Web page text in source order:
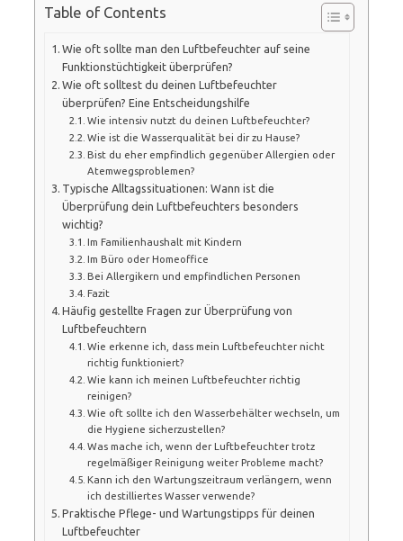
Table of Contents
Wie oft sollte man den Luftbefeuchter auf seine
Funktionstüchtigkeit überprüfen?
Wie oft solltest du deinen Luftbefeuchter
überprüfen? Eine Entscheidungshilfe
Wie intensiv nutzt du deinen Luftbefeuchter?
Wie ist die Wasserqualität bei dir zu Hause?
Bist du eher empfindlich gegenüber Allergien oder
Atemwegsproblemen?
Typische Alltagssituationen: Wann ist die
Überprüfung dein Luftbefeuchters besonders
wichtig?
Im Familienhaushalt mit Kindern
Im Büro oder Homeoffice
Bei Allergikern und empfindlichen Personen
Fazit
Häufig gestellte Fragen zur Überprüfung von
Luftbefeuchtern
Wie erkenne ich, dass mein Luftbefeuchter nicht
richtig funktioniert?
Wie kann ich meinen Luftbefeuchter richtig
reinigen?
Wie oft sollte ich den Wasserbehälter wechseln, um
die Hygiene sicherzustellen?
Was mache ich, wenn der Luftbefeuchter trotz
regelmäßiger Reinigung weiter Probleme macht?
Kann ich den Wartungszeitraum verlängern, wenn
ich destilliertes Wasser verwende?
Praktische Pflege- und Wartungstipps für deinen
Luftbefeuchter